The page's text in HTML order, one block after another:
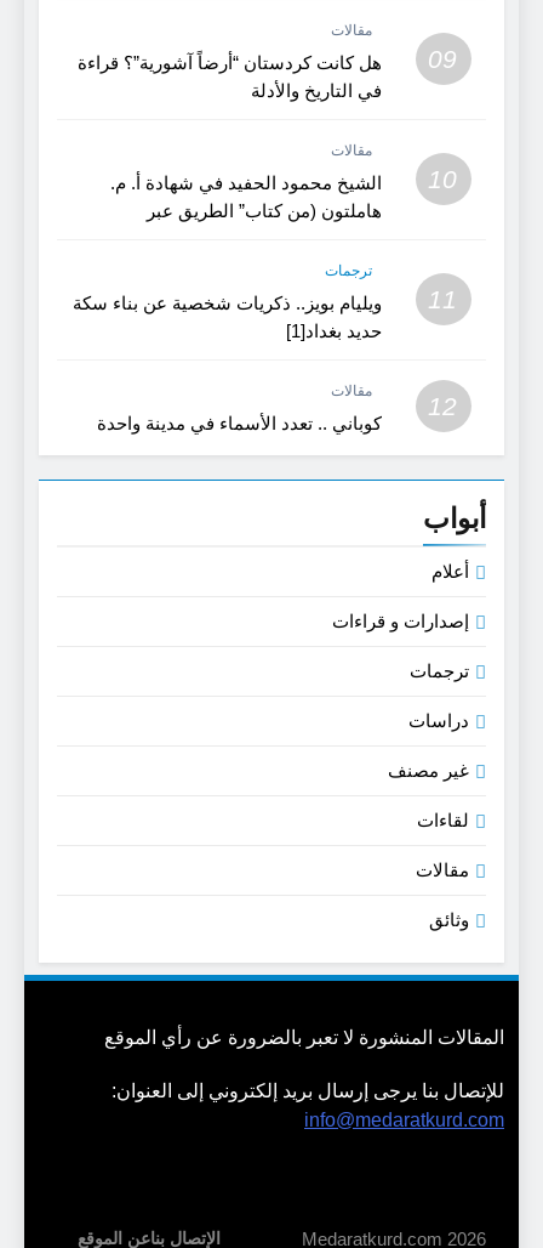
09
مقالات
هل كانت كردستان “أرضاً آشورية”؟ قراءة
في التاريخ والأدلة
10
مقالات
الشيخ محمود الحفيد في شهادة أ. م.
هاملتون (من كتاب” الطريق عبر
11
ترجمات
ويليام بويز.. ذكريات شخصية عن بناء سكة
حديد بغداد[1]
12
مقالات
كوباني .. تعدد الأسماء في مدينة واحدة
أبواب
أعلام
إصدارات و قراءات
ترجمات
دراسات
غير مصنف
لقاءات
مقالات
وثائق
المقالات المنشورة لا تعبر بالضرورة عن رأي الموقع
للإتصال بنا يرجى إرسال بريد إلكتروني إلى العنوان:
info@medaratkurd.com
Medaratkurd.com 2026 الإتصال بناعن الموقع